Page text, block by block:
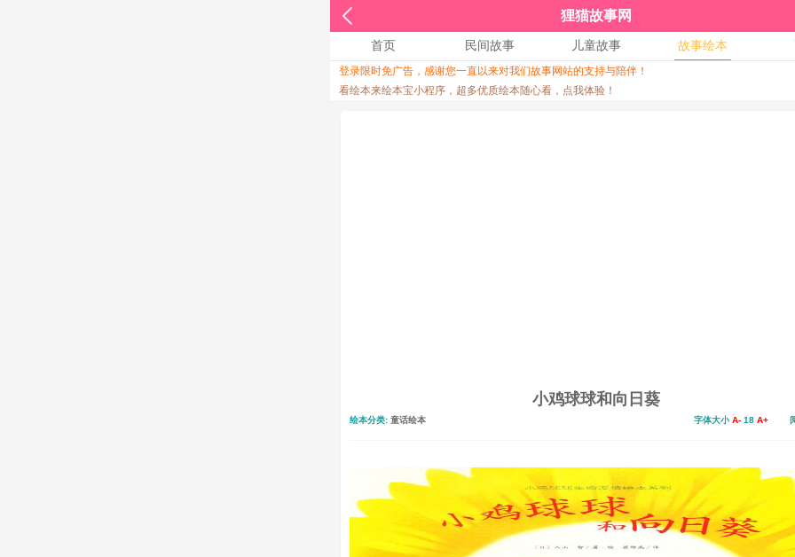
狸猫故事网
首页 民间故事 儿童故事 故事绘本
收起↑
登录限时免广告，感谢您一直以来对我们故事网站的支持与陪伴！
看绘本来绘本宝小程序，超多优质绘本随心看，点我体验！
小鸡球球和向日葵
绘本分类: 童话绘本 字体大小 A- 18 A+ 阅